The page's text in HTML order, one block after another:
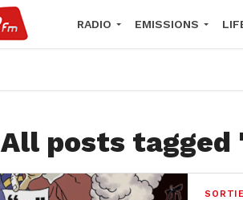
RADIO EMISSIONS
All posts tagged